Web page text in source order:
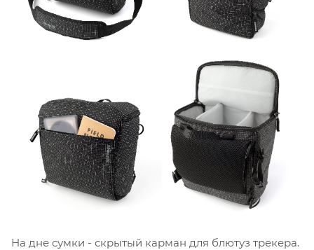
На дне сумки - скрытый карман для блютуз трекера.